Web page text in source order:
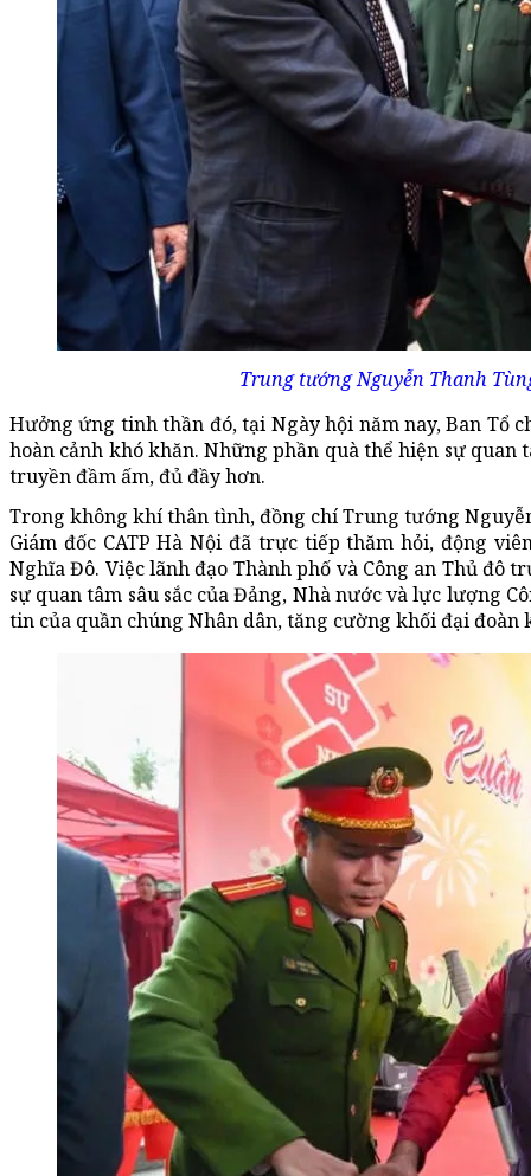
Trung tướng Nguyễn Thanh
Hưởng ứng tinh thần đó, tại Ngày hội năm nay, Ban Tổ
hoàn cảnh khó khăn. Những phần quà thể hiện sự quan
truyền đầm ấm, đủ đầy hơn.
Trong không khí thân tình, đồng chí Trung tướng
Giám đốc CATP Hà Nội đã trực tiếp thăm hỏi, động
Nghĩa Đô. Việc lãnh đạo Thành phố và Công an Thủ đô
sự quan tâm sâu sắc của Đảng, Nhà nước và lực lượng
tin của quần chúng Nhân dân, tăng cường khối đại